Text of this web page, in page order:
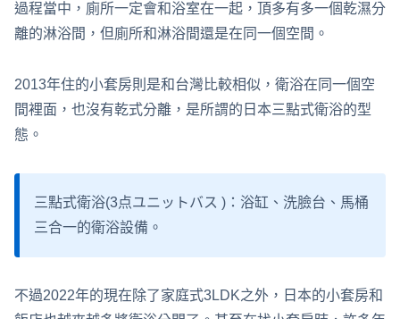
過程當中，廁所一定會和浴室在一起，頂多有多一個乾濕分
離的淋浴間，但廁所和淋浴間還是在同一個空間。
2013年住的小套房則是和台灣比較相似，衛浴在同一個空
間裡面，也沒有乾式分離，是所謂的日本三點式衛浴的型
態。
三點式衛浴(3点ユニットバス )：浴缸、洗臉台、馬桶
三合一的衛浴設備。
不過2022年的現在除了家庭式3LDK之外，日本的小套房和